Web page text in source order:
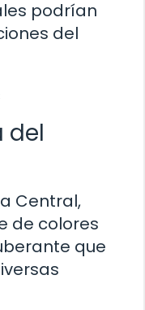
podrían
del
del
Central,
de colores
que